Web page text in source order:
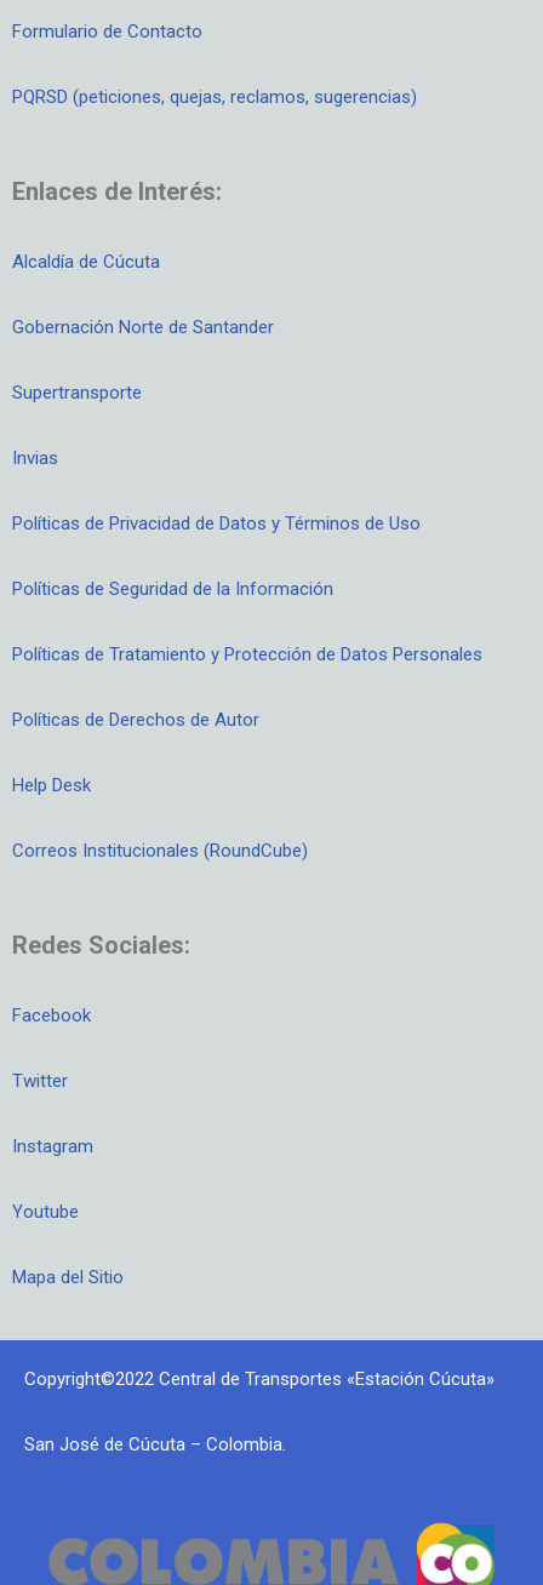
Formulario de Contacto
PQRSD (peticiones, quejas, reclamos, sugerencias)
Enlaces de Interés:
Alcaldía de Cúcuta
Gobernación Norte de Santander
Supertransporte
Invias
Políticas de Privacidad de Datos y Términos de Uso
Políticas de Seguridad de la Información
Políticas de Tratamiento y Protección de Datos Personales
Políticas de Derechos de Autor
Help Desk
Correos Institucionales (RoundCube)
Redes Sociales:
Facebook
Twitter
Instagram
Youtube
Mapa del Sitio
Copyright©2022 Central de Transportes «Estación Cúcuta»
San José de Cúcuta – Colombia.